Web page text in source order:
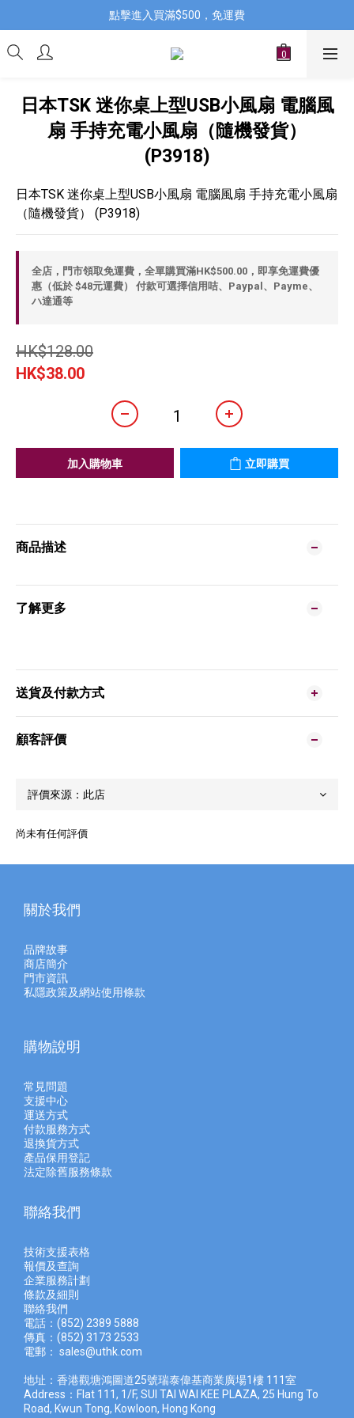
點擊進入買滿$500，免運費
日本TSK 迷你桌上型USB小風扇 電腦風
扇 手持充電小風扇（隨機發貨）
(P3918)
日本TSK 迷你桌上型USB小風扇 電腦風扇 手持充電小風扇
（隨機發貨） (P3918)
全店，門市領取免運費，全單購買滿HK$500.00，即享免運費優
惠（低於 $48元運費） 付款可選擇信用咭、Paypal、Payme、
ハ達通等
HK$128.00
HK$38.00
加入購物車 立即購買
商品描述
了解更多
送貨及付款方式
顧客評價
尚未有任何評價
關於我們
品牌故事
商店簡介
門市資訊
私隱政策及網站使用條款
購物說明
常見問題
支援中心
運送方式
付款服務方式
退換貨方式
產品保用登記
法定除舊服務條款
聯絡我們
技術支援表格
報價及查詢
企業服務計劃
條款及細則
聯絡我們
電話：(852) 2389 5888
傳真：(852) 3173 2533
電郵： sales@uthk.com
地址：香港觀塘鴻圖道25號瑞泰偉基商業廣場1樓 111室
Address：Flat 111, 1/F, SUI TAI WAI KEE PLAZA, 25 Hung To
Road, Kwun Tong, Kowloon, Hong Kong